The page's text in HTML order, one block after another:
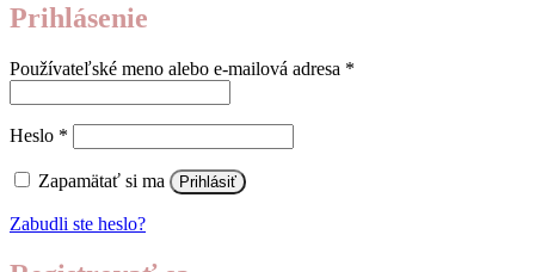
Prihlásenie
Používateľské meno alebo e-mailová adresa *
Heslo *
Zapamätať si ma Prihlásiť
Zabudli ste heslo?